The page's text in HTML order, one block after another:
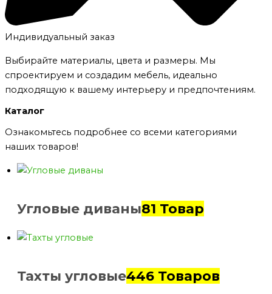
Индивидуальный заказ
Выбирайте материалы, цвета и размеры. Мы
спроектируем и создадим мебель, идеально
подходящую к вашему интерьеру и предпочтениям.
Каталог
Ознакомьтесь подробнее со всеми категориями
наших товаров!
Угловые диваны81 Товар
Тахты угловые446 Товаров